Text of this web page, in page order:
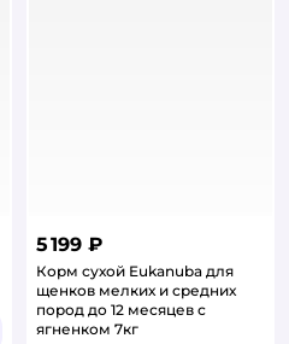
5 199 ₽
Корм сухой Eukanuba для
щенков мелких и средних
пород до 12 месяцев с
ягненком 7кг